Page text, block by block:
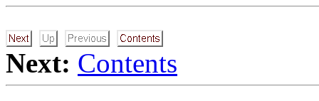
Next: Contents